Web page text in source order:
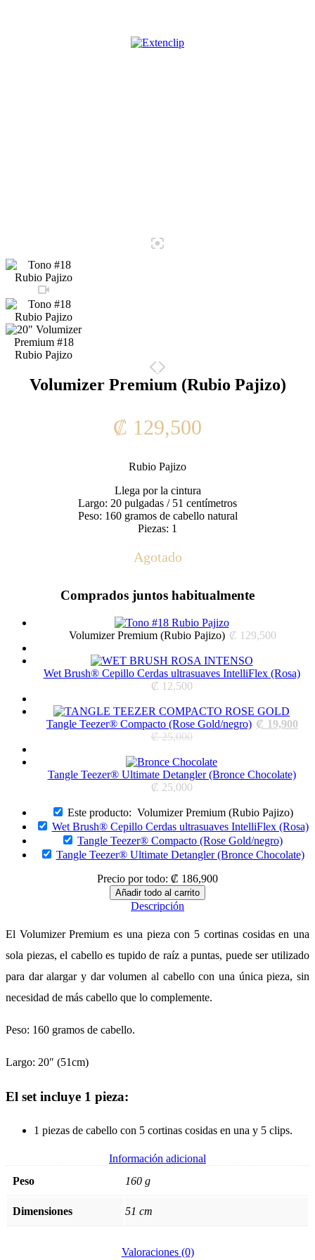
Volumizer Premium (Rubio Pajizo)
₡ 129,500
Rubio Pajizo
Llega por la cintura
Largo: 20 pulgadas / 51 centímetros
Peso: 160 gramos de cabello natural
Piezas: 1
Agotado
Comprados juntos habitualmente
Volumizer Premium (Rubio Pajizo) ₡ 129,500
Wet Brush® Cepillo Cerdas ultrasuaves IntelliFlex (Rosa)
₡ 12,500
Tangle Teezer® Compacto (Rose Gold/negro) ₡ 19,900
₡25,000Original
was:
₡ 25,000.
Tangle Teezer® Ultimate Detangler (Bronce Chocolate)
₡ 25,000
Este producto: Volumizer Premium (Rubio Pajizo)
Wet Brush® Cepillo Cerdas ultrasuaves IntelliFlex (Rosa)
Tangle Teezer® Compacto (Rose Gold/negro)
Tangle Teezer® Ultimate Detangler (Bronce Chocolate)
Precio por todo: ₡ 186,900
Descripción
El Volumizer Premium es una pieza con 5 cortinas cosidas en una
sola piezas, el cabello es tupido de raíz a puntas, puede ser utilizado
para dar alargar y dar volumen al cabello con una única pieza, sin
necesidad de más cabello que lo complemente.
Peso: 160 gramos de cabello.
Largo: 20″ (51cm)
El set incluye 1 pieza:
1 piezas de cabello con 5 cortinas cosidas en una y 5 clips.
Información adicional
Peso
160 g
Dimensiones 51 cm
Valoraciones (0)